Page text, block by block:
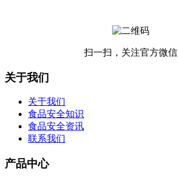
扫一扫，关注官方微信
关于我们
关于我们
食品安全知识
食品安全资讯
联系我们
产品中心